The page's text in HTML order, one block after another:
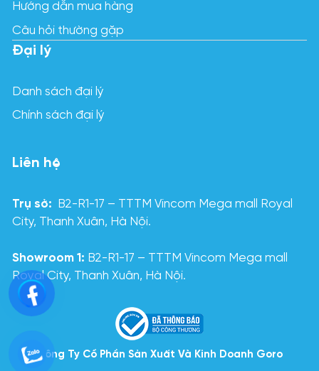
Hướng dẫn mua hàng
Câu hỏi thường gặp
Đại lý
Danh sách đại lý
Chính sách đại lý
Liên hệ
Trụ sở: B2-R1-17 – TTTM Vincom Mega mall Royal
City, Thanh Xuân, Hà Nội.
Showroom 1: B2-R1-17 – TTTM Vincom Mega mall
Royal City, Thanh Xuân, Hà Nội.
Công Ty Cổ Phần Sản Xuất Và Kinh Doanh Goro